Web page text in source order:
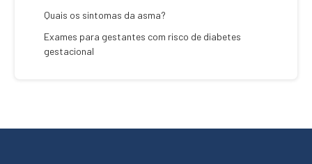
Quais os sintomas da asma?
Exames para gestantes com risco de diabetes
gestacional